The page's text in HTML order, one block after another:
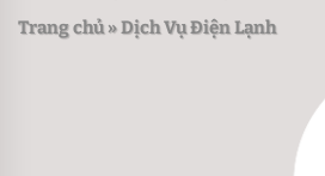
Trang chủ»Dịch Vụ Điện Lạnh